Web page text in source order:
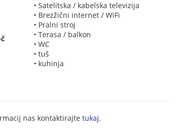
• Satelitska / kabelska televizija
• Brezžični internet / WiFi
• Pralni stroj
• Terasa / balkon
• WC
• tuš
• kuhinja
nas kontaktirajte tukaj.